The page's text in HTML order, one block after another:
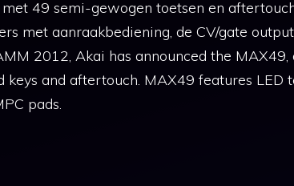
49 semi-gewogen toetsen en
met aanraakbediening, de CV/gate
2012, Akai has announced the MAX49,
and aftertouch. MAX49 features LED
pads.